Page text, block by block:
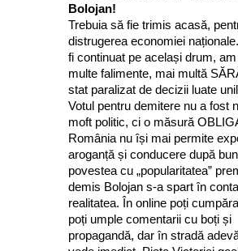
Bolojan!
Trebuia să fie trimis acasă,
distrugerea economiei
fi continuat pe același drum,
multe falimente, mai multă
stat paralizat de decizii luate
Votul pentru demitere nu a fost
moft politic, ci o măsură
România nu își mai permite
aroganță și conducere după
povestea cu „popularitatea”
demis Bolojan s-a spart în
realitatea. În online poți
poți umple comentarii cu boți și
propagandă, dar în stradă